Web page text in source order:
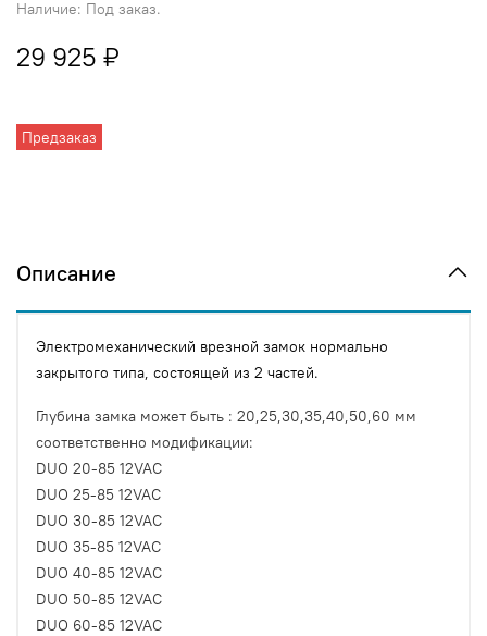
Наличие: Под заказ.
Предзаказ
29 925 ₽
Описание
Электромеханический врезной замок нормально
закрытого типа, состоящей из 2 частей.
Глубина замка может быть : 20,25,30,35,40,50,60 мм
соответственно модификации:
DUO 20-85 12VAC
DUO 25-85 12VAC
DUO 30-85 12VAC
DUO 35-85 12VAC
DUO 40-85 12VAC
DUO 50-85 12VAC
DUO 60-85 12VAC